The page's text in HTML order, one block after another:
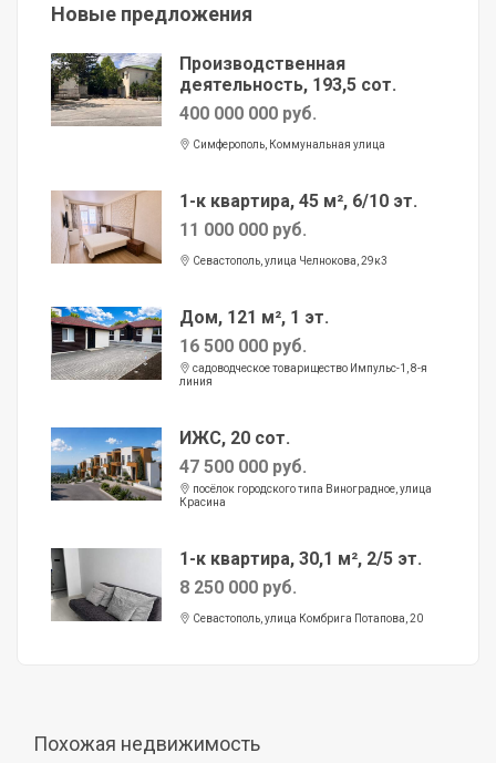
Новые предложения
Производственная
деятельность, 193,5 сот.
400 000 000 руб.
Симферополь, Коммунальная улица
1-к квартира, 45 м², 6/10 эт.
11 000 000 руб.
Севастополь, улица Челнокова, 29к3
Дом, 121 м², 1 эт.
16 500 000 руб.
садоводческое товарищество Импульс-1, 8-я
линия
ИЖС, 20 сот.
47 500 000 руб.
посёлок городского типа Виноградное, улица
Красина
1-к квартира, 30,1 м², 2/5 эт.
8 250 000 руб.
Севастополь, улица Комбрига Потапова, 20
Похожая недвижимость